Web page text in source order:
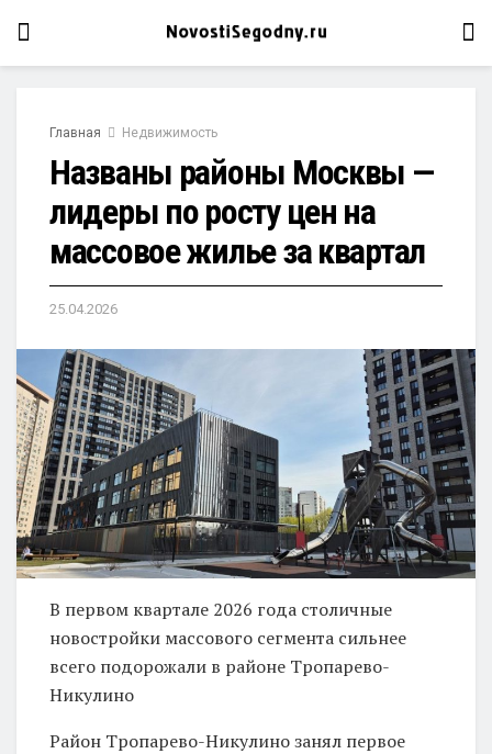
Главная Недвижимость
Названы районы Москвы —
лидеры по росту цен на
массовое жилье за квартал
25.04.2026
В первом квартале 2026 года столичные
новостройки массового сегмента сильнее
всего подорожали в районе Тропарево-
Никулино
Район Тропарево-Никулино занял первое